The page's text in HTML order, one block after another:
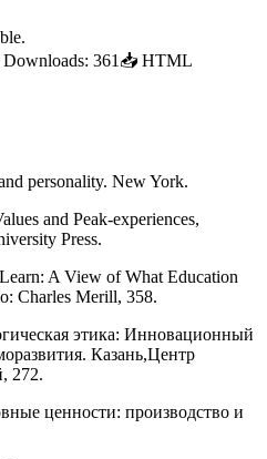
361 📥 HTML
personality. New York.
and Peak-experiences,
Press.
A View of What Education
Charles Merill, 358.
этика: Инновационный
Казань,Центр
272.
ценности: производство и